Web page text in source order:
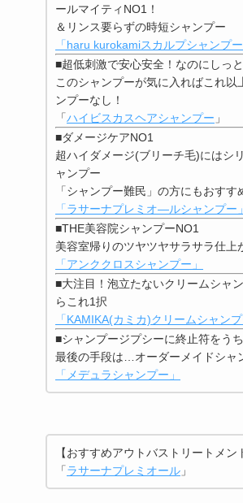
ールマイティNO1！
＆リンス要らずの時短シャンプー
「haru kurokamiスカルプシャンプー
■超低刺激で安心安全！なのにしっ
このシャンプーが気に入ればこれ以
ンプーなし！
「ハイビスカスヘアシャンプー 」
■ダメージケアNO1
超ハイダメージ(ブリーチ毛)にはシ
ャンプー
「シャンプー難民」の方にもおすす
「ラサーナプレミオ―ルシャンプー」
■THE美容院シャンプーNO1
美容室帰りのツヤツヤサラサラ仕上
「アンククロスシャンプー」
■大注目！泡立たないクリームシャ
らこれ1択
「KAMIKA(カミカ)クリームシャンプ
■シャンプージプシーに終止符をうち
最後の手段は…オーダーメイドシャ
「メデュラシャンプー」
【おすすめアウトバストリートメン
「ラサーナプレミオール 」